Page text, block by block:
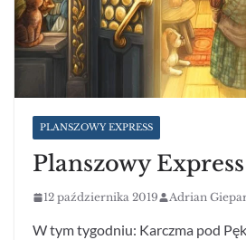
PLANSZOWY EXPRESS
Planszowy
12 października 2019 Adrian
W tym tygodniu: Karczma pod